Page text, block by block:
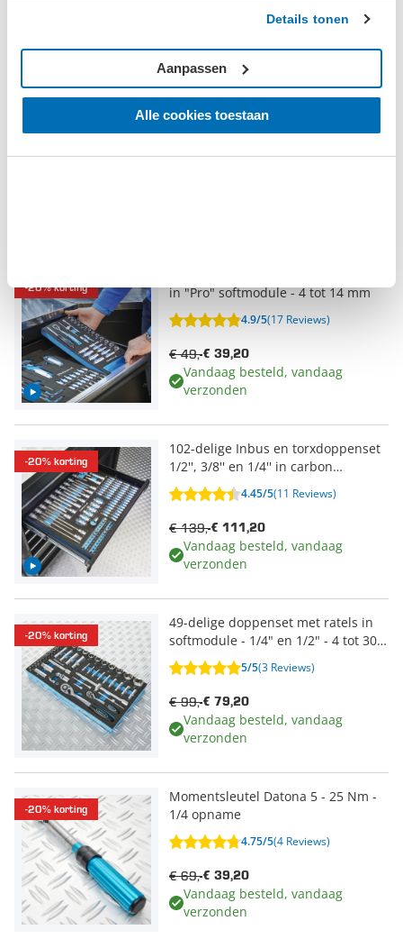
Details tonen
Alle cookies toestaan
Aanpassen
in "Pro" softmodule - 8 tot 24 mm
4.8/5(11 Reviews)
€ 44,-
€ 55,-
Vandaag besteld, vandaag
verzonden
-20% korting
in "Pro" softmodule - 4 tot 14 mm
4.9/5(17 Reviews)
€ 39,20
€ 49,-
Vandaag besteld, vandaag
verzonden
-20% korting
102-delige Inbus en torxdoppenset
1/2'', 3/8'' en 1/4'' in carbon
softmodule
4.45/5(11 Reviews)
€ 111,20
€ 139,-
Vandaag besteld, vandaag
verzonden
-20% korting
49-delige doppenset met ratels in
softmodule - 1/4" en 1/2" - 4 tot 30
mm
5/5(3 Reviews)
€ 79,20
€ 99,-
Vandaag besteld, vandaag
verzonden
-20% korting
Momentsleutel Datona 5 - 25 Nm -
1/4 opname
4.75/5(4 Reviews)
€ 39,20
€ 69,-
Vandaag besteld, vandaag
verzonden